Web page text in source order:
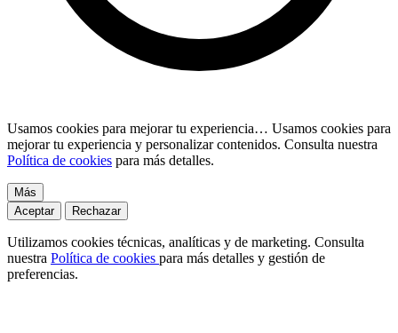
Usamos cookies para mejorar tu experiencia… Usamos cookies para
mejorar tu experiencia y personalizar contenidos. Consulta nuestra
Política de cookies para más detalles.
Más
Aceptar
Rechazar
Utilizamos cookies técnicas, analíticas y de marketing. Consulta
nuestra Política de cookies para más detalles y gestión de
preferencias.